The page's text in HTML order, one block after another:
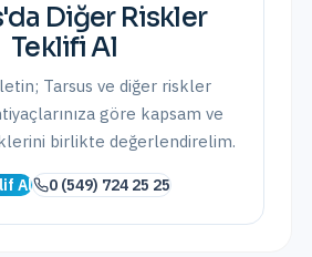
'da Diğer Riskler
Teklifi Al
Tarsus ve diğer riskler
göre kapsam ve
birlikte değerlendirelim.
Al 0 (549) 724 25 25